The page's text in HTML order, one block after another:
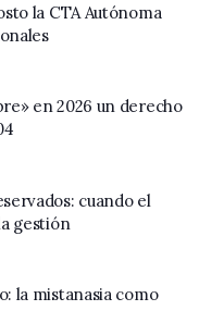
la CTA Autónoma
en 2026 un derecho
cuando el
gestión
la mistanasia como